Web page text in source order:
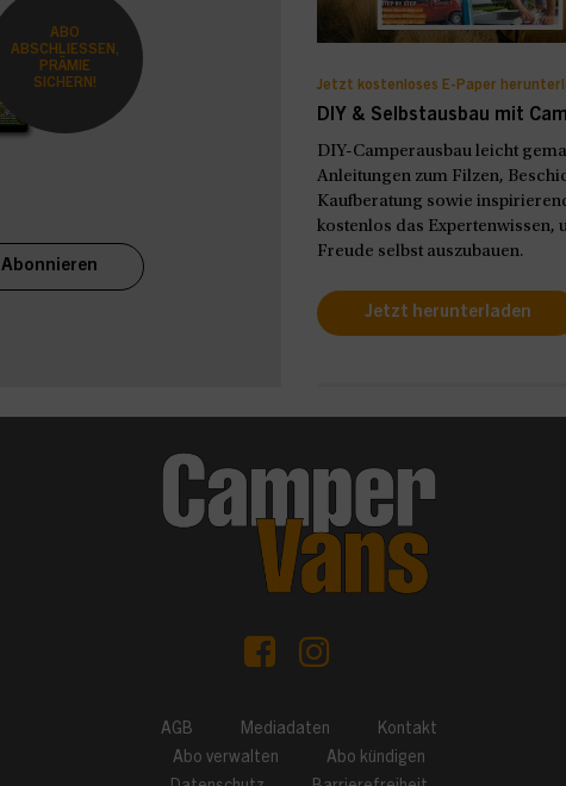
ABO
ABSCHLIESSEN,
PRÄMIE
SICHERN!
Abonnieren
Jetzt kostenloses E-Paper
DIY & Selbstausbau mit
DIY-Camperausbau leicht
Anleitungen zum Filzen,
Kaufberatung sowie
kostenlos das Expertenwissen,
Freude selbst auszubauen.
Jetzt herunterladen
AGB Mediadaten
Kontakt
Abo verwalten
Abo kündigen